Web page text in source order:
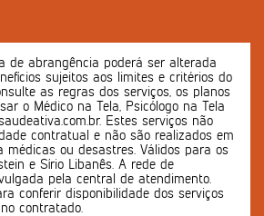
de abrangência poderá ser alterada
sujeitos aos limites e critérios do
as regras dos serviços, os planos
o Médico na Tela, Psicólogo na Tela
Estes serviços não
contratual e não são realizados em
médicas ou desastres. Válidos para os
e Sírio Libanês. A rede de
pela central de atendimento.
conferir disponibilidade dos serviços
contratado.